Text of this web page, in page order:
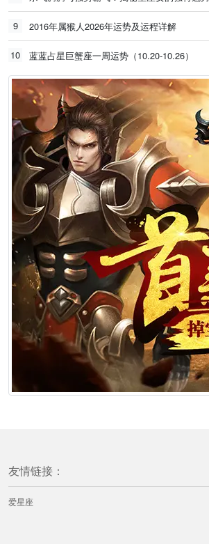
9 2016年属猴人2026年运势及运程详解
10 蓝蓝占星巨蟹座一周运势（10.20-10.26）
友情链接：
爱星座